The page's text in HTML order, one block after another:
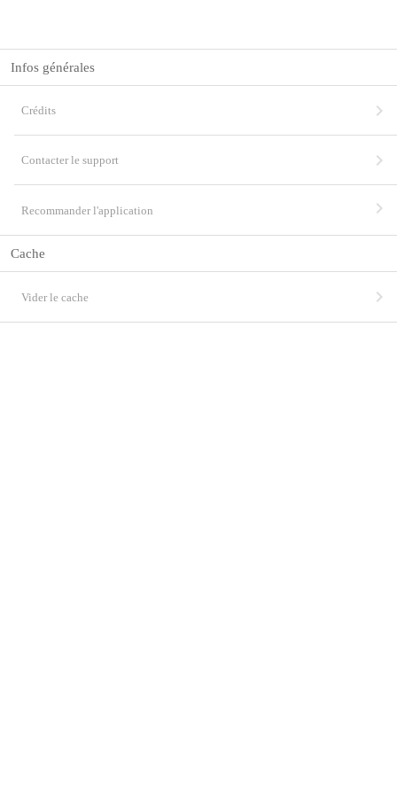
Infos générales
Crédits chevron_right
Contacter le support chevron_right
Recommander l'application chevron_right
Cache
Vider le cache chevron_right